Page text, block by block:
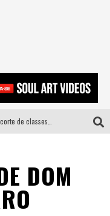
olhar a quem!?DOM